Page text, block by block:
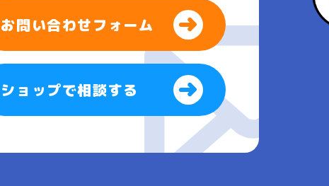
お問い合わせフォーム
ショップで相談する